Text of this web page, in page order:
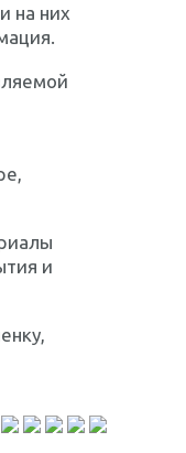
на них
и